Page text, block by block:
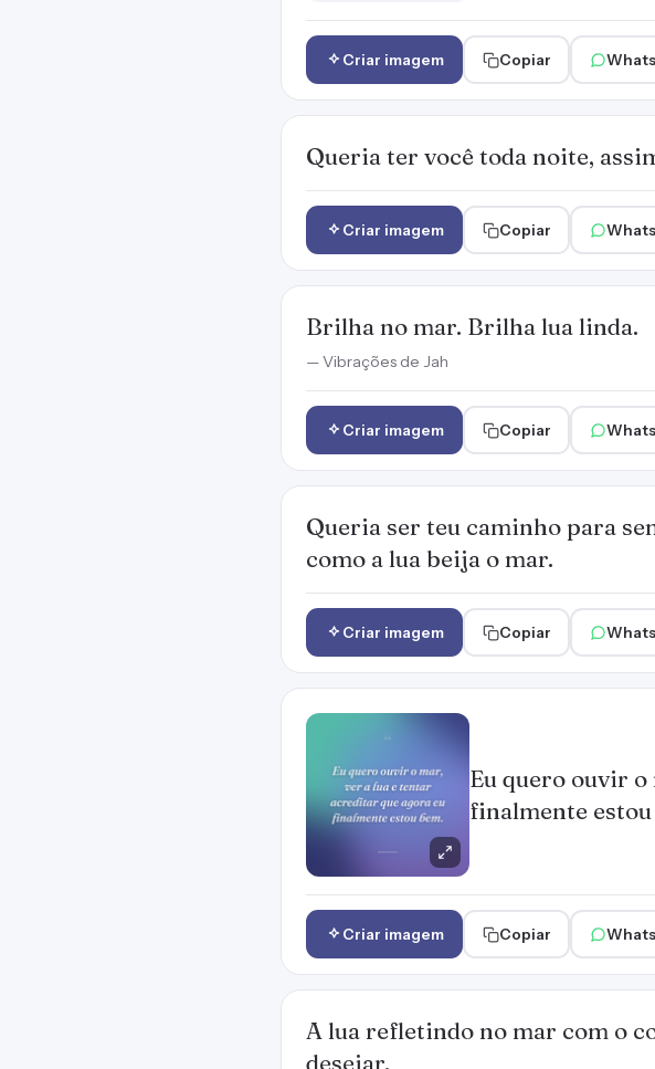
Criar imagem Copiar
Queria ter você toda noite,
Criar imagem Copiar
Brilha no mar. Brilha lua linda.
— Vibrações de Jah
Criar imagem Copiar
Queria ser teu caminho para
como a lua beija o mar.
Criar imagem Copiar
Eu quero ouvir
finalmente estou
Criar imagem Copiar
A lua refletindo no mar com o
desejar.